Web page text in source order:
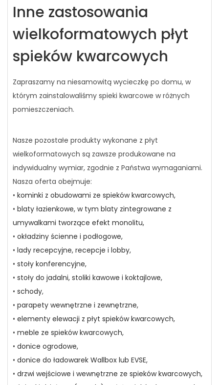
Inne zastosowania
wielkoformatowych płyt
spieków kwarcowych
Zapraszamy na niesamowitą wycieczkę po domu, w
którym zainstalowaliśmy spieki kwarcowe w różnych
pomieszczeniach.
Nasze pozostałe produkty wykonane z płyt
wielkoformatowych są zawsze produkowane na
indywidualny wymiar, zgodnie z Państwa wymaganiami.
Nasza oferta obejmuje:
• kominki z obudowami ze spieków kwarcowych,
• blaty łazienkowe, w tym blaty zintegrowane z
umywalkami tworzące efekt monolitu,
• okładziny ścienne i podłogowe,
• lady recepcyjne, recepcje i lobby,
• stoły konferencyjne,
• stoły do jadalni, stoliki kawowe i koktajlowe,
• schody,
• parapety wewnętrzne i zewnętrzne,
• elementy elewacji z płyt spieków kwarcowych,
• meble ze spieków kwarcowych,
• donice ogrodowe,
• donice do ładowarek Wallbox lub EVSE,
• drzwi wejściowe i wewnętrzne ze spieków kwarcowych,